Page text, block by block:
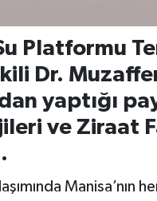
Platformu
Dr.
yaptığı
ve Ziraat
Manisa’nın